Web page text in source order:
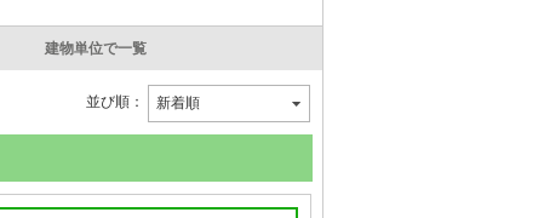
建物単位で一覧
並び順：